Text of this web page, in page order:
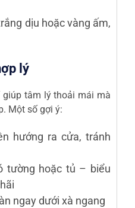
dịu hoặc vàng ấm,
lý
tâm lý thoải mái mà
Một số gợi ý:
hướng ra cửa, tránh
tường hoặc tủ – biểu
ngay dưới xà ngang